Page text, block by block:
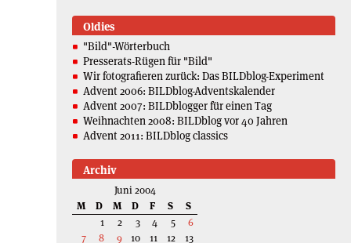
Oldies
"Bild"-Wörterbuch
Presserats-Rügen für "Bild"
Wir fotografieren zurück: Das BILDblog-Experiment
Advent 2006: BILDblog-Adventskalender
Advent 2007: BILDblogger für einen Tag
Weihnachten 2008: BILDblog vor 40 Jahren
Advent 2011: BILDblog classics
Archiv
Juni 2004
M
D M D F S
S
1
2 3 4 5
6
7
8 9 10 11 12 13